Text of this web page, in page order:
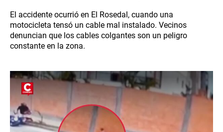
El accidente ocurrió en El Rosedal, cuando una
motocicleta tensó un cable mal instalado. Vecinos
denuncian que los cables colgantes son un peligro
constante en la zona.